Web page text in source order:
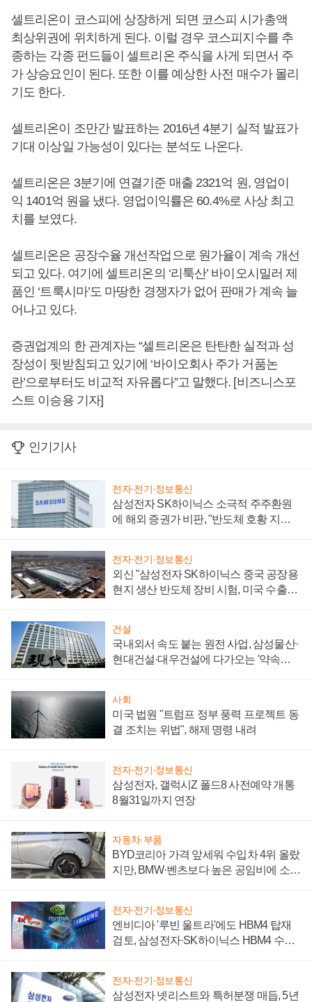
셀트리온이 코스피에 상장하게 되면 코스피 시가총액
최상위권에 위치하게 된다. 이럴 경우 코스피지수를 추
종하는 각종 펀드들이 셀트리온 주식을 사게 되면서 주
가 상승요인이 된다. 또한 이를 예상한 사전 매수가 몰리
기도 한다.
셀트리온이 조만간 발표하는 2016년 4분기 실적 발표가
기대 이상일 가능성이 있다는 분석도 나온다.
셀트리온은 3분기에 연결기준 매출 2321억 원, 영업이
익 1401억 원을 냈다. 영업이익률은 60.4%로 사상 최고
치를 보였다.
셀트리온은 공장수율 개선작업으로 원가율이 계속 개선
되고 있다. 여기에 셀트리온의 ‘리툭산’ 바이오시밀러 제
품인 ‘트룩시마’도 마땅한 경쟁자가 없어 판매가 계속 늘
어나고 있다.
증권업계의 한 관계자는 “셀트리온은 탄탄한 실적과 성
장성이 뒷받침되고 있기에 ‘바이오회사 주가 거품논
란’으로부터도 비교적 자유롭다”고 말했다. [비즈니스포
스트 이승용 기자]
인기기사
전자·전기·정보통신
삼성전자 SK하이닉스 소극적 주주환원
에 해외 증권가 비판, "반도체 호황 지속
전자·전기·정보통신
외신 "삼성전자 SK하이닉스 중국 공장용
현지 생산 반도체 장비 시험, 미국 수출통
건설
국내외서 속도 붙는 원전 사업, 삼성물산·
현대건설·대우건설에 다가오는 '약속의
사회
미국 법원 "트럼프 정부 풍력 프로젝트 동
결 조치는 위법", 해제 명령 내려
전자·전기·정보통신
삼성전자, 갤럭시Z 폴드8 사전예약 개통
8월31일까지 연장
자동차·부품
BYD코리아 가격 앞세워 수입차 4위 올랐
지만, BMW·벤츠보다 높은 공임비에 소비
전자·전기·정보통신
엔비디아 '루빈 울트라'에도 HBM4 탑재
검토, 삼성전자·SK하이닉스 HBM4 수율
전자·전기·정보통신
삼성전자 넷리스트와 특허분쟁 매듭, 5년